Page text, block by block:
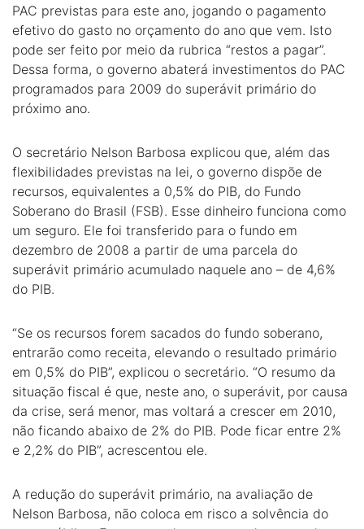
PAC previstas para este ano, jogando o pagamento
efetivo do gasto no orçamento do ano que vem. Isto
pode ser feito por meio da rubrica “restos a pagar”.
Dessa forma, o governo abaterá investimentos do PAC
programados para 2009 do superávit primário do
próximo ano.
O secretário Nelson Barbosa explicou que, além das
flexibilidades previstas na lei, o governo dispõe de
recursos, equivalentes a 0,5% do PIB, do Fundo
Soberano do Brasil (FSB). Esse dinheiro funciona como
um seguro. Ele foi transferido para o fundo em
dezembro de 2008 a partir de uma parcela do
superávit primário acumulado naquele ano – de 4,6%
do PIB.
“Se os recursos forem sacados do fundo soberano,
entrarão como receita, elevando o resultado primário
em 0,5% do PIB”, explicou o secretário. “O resumo da
situação fiscal é que, neste ano, o superávit, por causa
da crise, será menor, mas voltará a crescer em 2010,
não ficando abaixo de 2% do PIB. Pode ficar entre 2%
e 2,2% do PIB”, acrescentou ele.
A redução do superávit primário, na avaliação de
Nelson Barbosa, não coloca em risco a solvência do